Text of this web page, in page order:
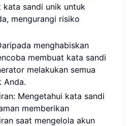
sandi unik untuk
mengurangi risiko
menghabiskan
membuat kata sandi
melakukan semua
Anda.
Mengetahui kata sandi
memberikan
saat mengelola akun